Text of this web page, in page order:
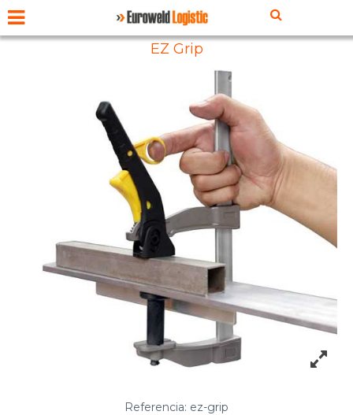
EZ Grip
Referencia: ez-grip